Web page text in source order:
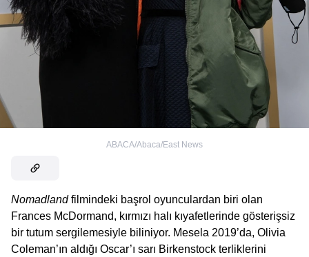
ABACA/Abaca/East News
Nomadlandfilmindeki başrol oyunculardan biri olan
Frances McDormand, kırmızı halı kıyafetlerinde gösterişsiz
bir tutum sergilemesiyle biliniyor. Mesela 2019’da, Olivia
Coleman’ın aldığı Oscar’ı sarı Birkenstock terliklerini